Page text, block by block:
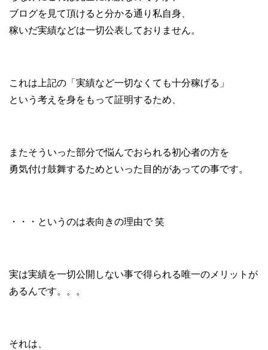
ブログを見て頂けると分かる通り私自身、
稼いだ実績などは一切公表しておりません。
これは上記の「実績など一切なくても十分稼げる」
という考えを身をもって証明するため、
またそういった部分で悩んでおられる初心者の方を
勇気付け鼓舞するためといった目的があっての事です。
・・・というのは表向きの理由で 笑
実は実績を一切公開しない事で得られる唯一のメリットが
あるんです。。。
それは、